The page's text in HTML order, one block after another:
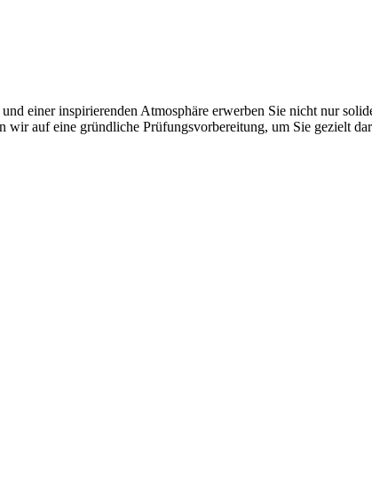
einer inspirierenden Atmosphäre erwerben Sie nicht nur
auf eine gründliche Prüfungsvorbereitung, um Sie gezielt